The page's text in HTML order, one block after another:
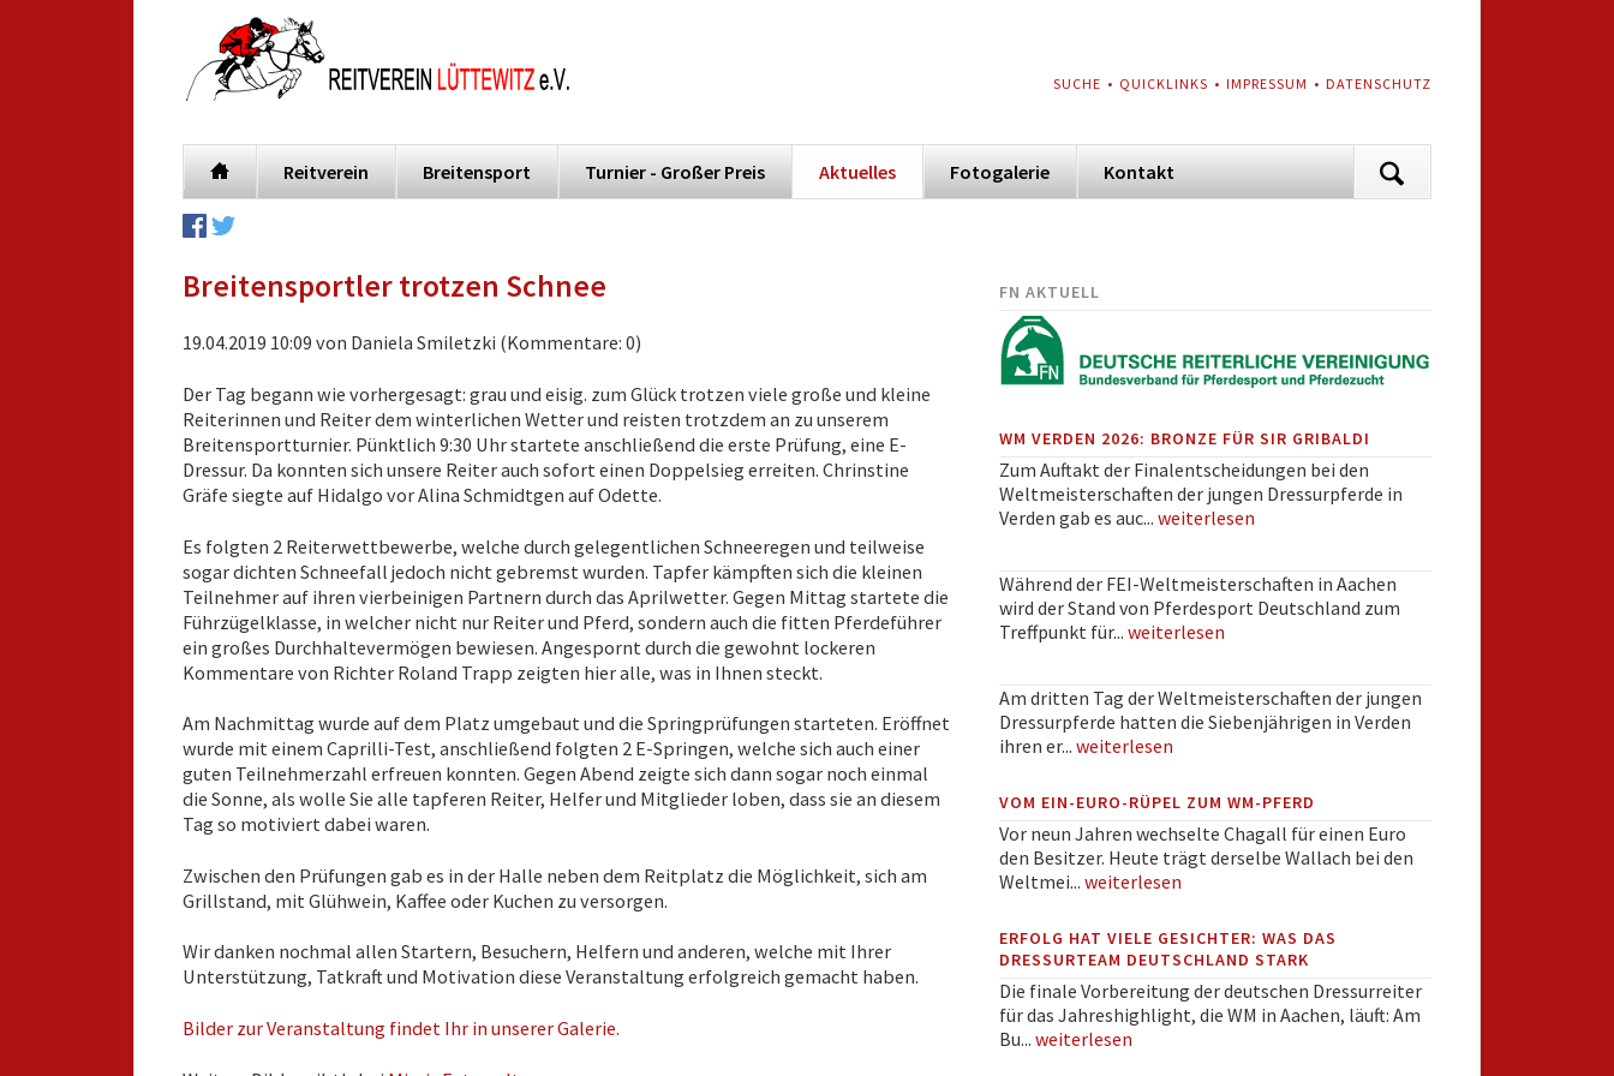
NAVIGATION
SUCHE QUICKLINKS IMPRESSUM DATENSCHUTZ
überspringen
Reitverein Breitensport Turnier - Großer Preis Aktuelles Fotogalerie Kontakt
Navigation
überspringen
Breitensportler trotzen Schnee
19.04.2019 10:09 von Daniela Smiletzki (Kommentare: 0)
Der Tag begann wie vorhergesagt: grau und eisig. zum Glück trotzen viele große und kleine
Reiterinnen und Reiter dem winterlichen Wetter und reisten trotzdem an zu unserem
Breitensportturnier. Pünktlich 9:30 Uhr startete anschließend die erste Prüfung, eine E-
Dressur. Da konnten sich unsere Reiter auch sofort einen Doppelsieg erreiten. Chrinstine
Gräfe siegte auf Hidalgo vor Alina Schmidtgen auf Odette.
Es folgten 2 Reiterwettbewerbe, welche durch gelegentlichen Schneeregen und teilweise
sogar dichten Schneefall jedoch nicht gebremst wurden. Tapfer kämpften sich die kleinen
Teilnehmer auf ihren vierbeinigen Partnern durch das Aprilwetter. Gegen Mittag startete die
Führzügelklasse, in welcher nicht nur Reiter und Pferd, sondern auch die fitten Pferdeführer
ein großes Durchhaltevermögen bewiesen. Angespornt durch die gewohnt lockeren
Kommentare von Richter Roland Trapp zeigten hier alle, was in Ihnen steckt.
Am Nachmittag wurde auf dem Platz umgebaut und die Springprüfungen starteten. Eröffnet
wurde mit einem Caprilli-Test, anschließend folgten 2 E-Springen, welche sich auch einer
guten Teilnehmerzahl erfreuen konnten. Gegen Abend zeigte sich dann sogar noch einmal
die Sonne, als wolle Sie alle tapferen Reiter, Helfer und Mitglieder loben, dass sie an diesem
Tag so motiviert dabei waren.
Zwischen den Prüfungen gab es in der Halle neben dem Reitplatz die Möglichkeit, sich am
Grillstand, mit Glühwein, Kaffee oder Kuchen zu versorgen.
Wir danken nochmal allen Startern, Besuchern, Helfern und anderen, welche mit Ihrer
Unterstützung, Tatkraft und Motivation diese Veranstaltung erfolgreich gemacht haben.
Bilder zur Veranstaltung findet Ihr in unserer Galerie.
FN AKTUELL
WM VERDEN 2026: BRONZE FÜR SIR GRIBALDI
Zum Auftakt der Finalentscheidungen bei den
Weltmeisterschaften der jungen Dressurpferde in
Verden gab es auc... weiterlesen
Während der FEI-Weltmeisterschaften in Aachen
wird der Stand von Pferdesport Deutschland zum
Treffpunkt für... weiterlesen
Am dritten Tag der Weltmeisterschaften der jungen
Dressurpferde hatten die Siebenjährigen in Verden
ihren er... weiterlesen
VOM EIN-EURO-RÜPEL ZUM WM-PFERD
Vor neun Jahren wechselte Chagall für einen Euro
den Besitzer. Heute trägt derselbe Wallach bei den
Weltmei... weiterlesen
ERFOLG HAT VIELE GESICHTER: WAS DAS
DRESSURTEAM DEUTSCHLAND STARK
Die finale Vorbereitung der deutschen Dressurreiter
für das Jahreshighlight, die WM in Aachen, läuft: Am
Bu... weiterlesen